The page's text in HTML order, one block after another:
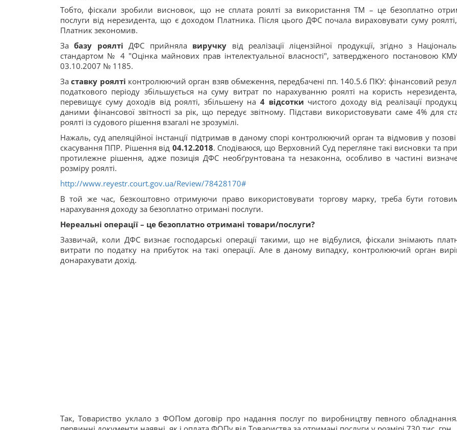
Тобто, фіскали зробили висновок, що не сплата роялті за використання ТМ – це безоплатно
послуги від нерезидента, що є доходом Платника. Після цього ДФС почала вираховувати суму
Платник зекономив.
Забазу роялті ДФС прийняла виручку від реалізації ліцензійної продукції, згідно з
стандартом № 4 "Оцінка майнових прав інтелектуальної власності", затвердженого постановою
03.10.2007 № 1185.
Заставку роялті контролюючий орган взяв обмеження, передбачені пп. 140.5.6 ПКУ: фінансовий
податкового періоду збільшується на суму витрат по нарахуванню роялті на користь
перевищує суму доходів від роялті, збільшену на 4 відсотки чистого доходу від реалізації
даними фінансової звітності за рік, що передує звітному. Підстави використовувати саме 4% для
роялті із судового рішення взагалі не зрозумілі.
Нажаль, суд апеляційної інстанції підтримав в даному спорі контролюючий орган та відмовив у
скасування ППР. Рішення від 04.12.2018. Сподіваюся, що Верховний Суд перегляне такі висновки та
протилежне рішення, адже позиція ДФС необґрунтована та незаконна, особливо в частині
розміру роялті.
http://www.reyestr.court.gov.ua/Review/78428170#
В той же час, безкоштовно отримуючи право використовувати торгову марку, треба бути
нарахування доходу за безоплатно отримані послуги.
Нереальні операції – це безоплатно отримані товари/послуги?
Зазвичай, коли ДФС визнає господарські операції такими, що не відбулися, фіскали знімають
витрати по податку на прибуток на такі операції. Але в даному випадку, контролюючий орган
донарахувати дохід.
Так, Товариство уклало з ФОПом договір про надання послуг по виробництву певного